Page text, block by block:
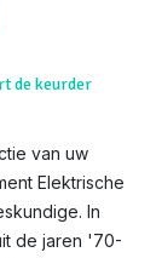
de keurder
van uw
Elektrische
In
de jaren '70-